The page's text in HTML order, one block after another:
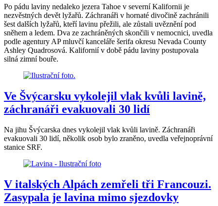
Po pádu laviny nedaleko jezera Tahoe v severní Kalifornii je
nezvěstných devět lyžařů. Záchranáři v hornaté divočině zachránili
šest dalších lyžařů, kteří lavinu přežili, ale zůstali uvěznění pod
sněhem a ledem. Dva ze zachráněných skončili v nemocnici, uvedla
podle agentury AP mluvčí kanceláře šerifa okresu Nevada County
Ashley Quadrosová. Kalifornií v době pádu laviny postupovala
silná zimní bouře.
Ve Švýcarsku vykolejil vlak kvůli lavině,
záchranáři evakuovali 30 lidí
Na jihu Švýcarska dnes vykolejil vlak kvůli lavině. Záchranáři
evakuovali 30 lidí, několik osob bylo zraněno, uvedla veřejnoprávní
stanice SRF.
V italských Alpách zemřeli tři Francouzi.
Zasypala je lavina mimo sjezdovky